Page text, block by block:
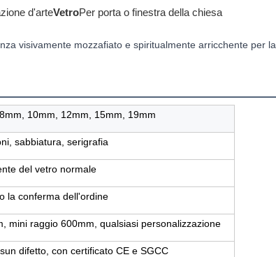
d'arteVetroPer porta o finestra della chiesa
visivamente mozzafiato e spiritualmente arricchente per la
10mm, 12mm, 15mm, 19mm
sabbiatura, serigrafia
del vetro normale
la conferma dell'ordine
mini raggio 600mm, qualsiasi personalizzazione
difetto, con certificato CE e SGCC